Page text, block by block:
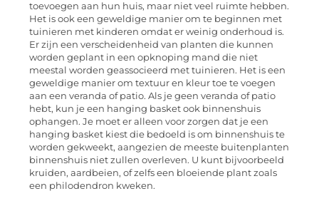
toevoegen aan hun huis, maar niet veel ruimte hebben.
Het is ook een geweldige manier om te beginnen met
tuinieren met kinderen omdat er weinig onderhoud is.
Er zijn een verscheidenheid van planten die kunnen
worden geplant in een opknoping mand die niet
meestal worden geassocieerd met tuinieren. Het is een
geweldige manier om textuur en kleur toe te voegen
aan een veranda of patio. Als je geen veranda of patio
hebt, kun je een hanging basket ook binnenshuis
ophangen. Je moet er alleen voor zorgen dat je een
hanging basket kiest die bedoeld is om binnenshuis te
worden gekweekt, aangezien de meeste buitenplanten
binnenshuis niet zullen overleven. U kunt bijvoorbeeld
kruiden, aardbeien, of zelfs een bloeiende plant zoals
een philodendron kweken.